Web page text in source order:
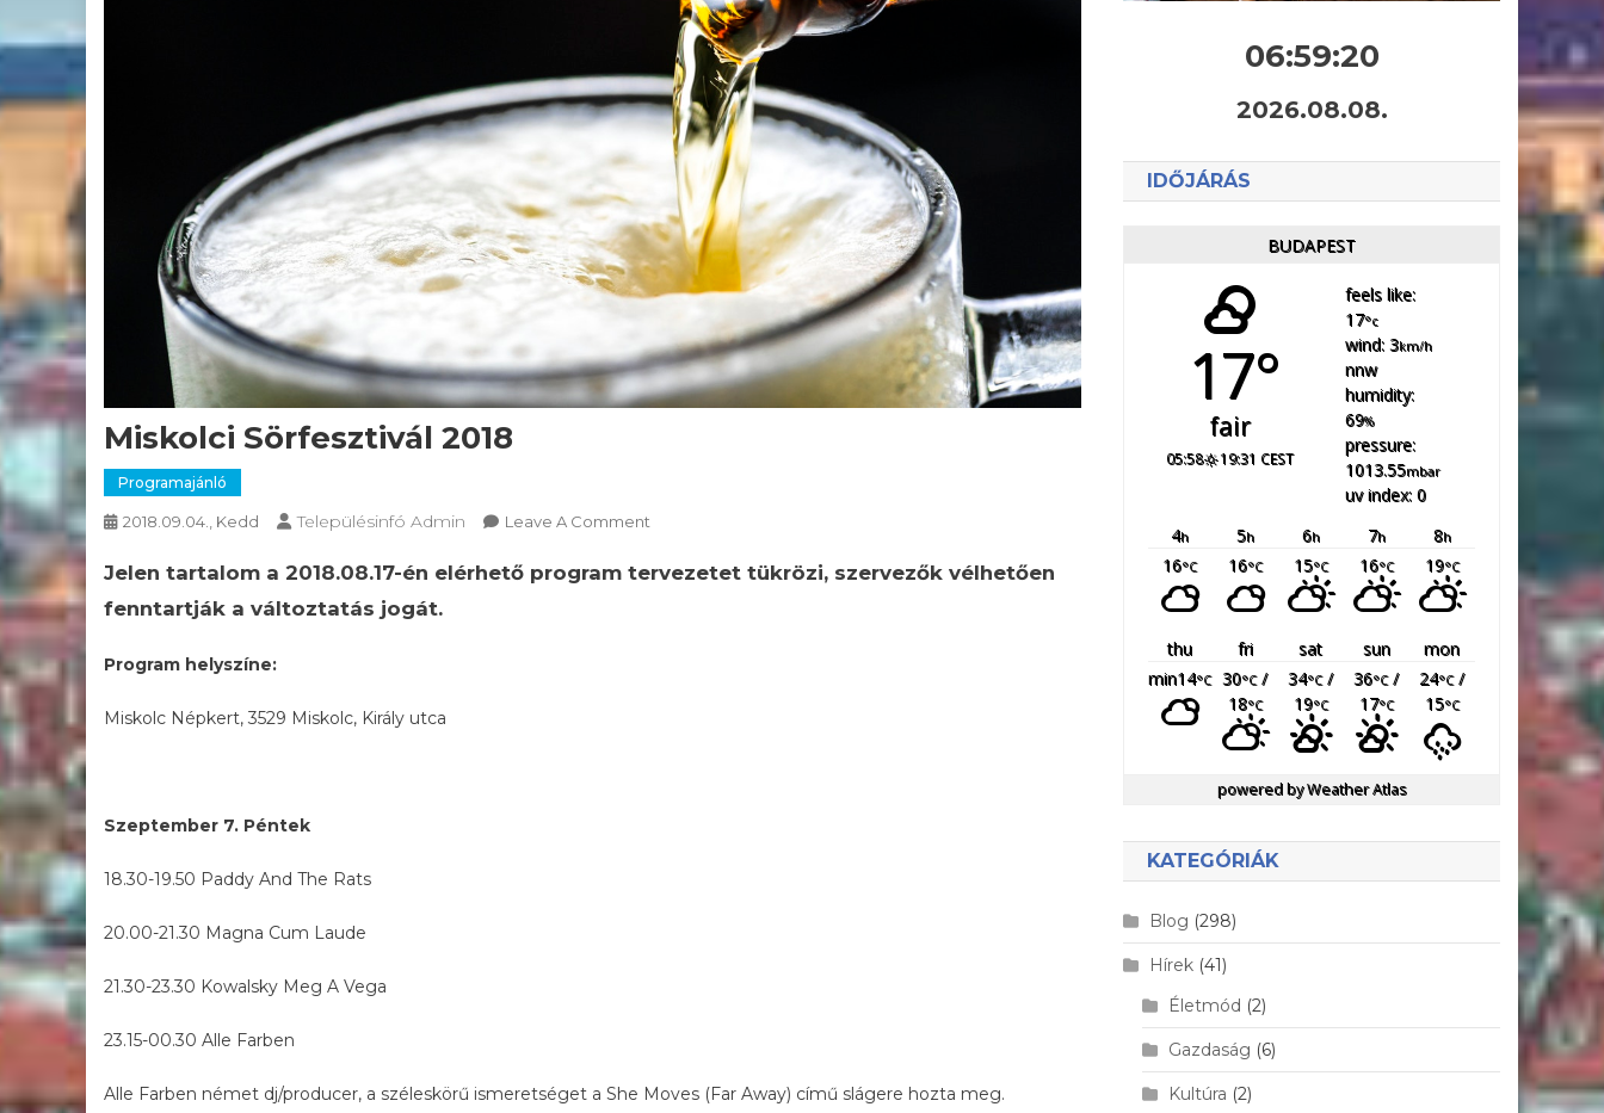
Miskolci Sörfesztivál 2018
Programajánló
2018.09.04., Kedd Településinfó Admin Leave A Comment
Sörfesztivál
Jelen tartalom a 2018.08.17-én elérhető program tervezetet tükrözi, szervezők vélhetően
fenntartják a változtatás jogát.
Program helyszíne:
Miskolc Népkert, 3529 Miskolc, Király utca
Szeptember 7. Péntek
18.30-19.50 Paddy And The Rats
20.00-21.30 Magna Cum Laude
21.30-23.30 Kowalsky Meg A Vega
23.15-00.30 Alle Farben
Alle Farben német dj/producer, a széleskörű ismeretséget a She Moves (Far Away) című slágere hozta meg.
06:59:22
2026.08.08.
IDŐJÁRÁS
BUDAPEST
17°
fair
05:58 19:31 CEST
feels like:
17°c
wind: 3km/h
nnw
humidity:
69%
pressure:
1013.55mbar
uv index: 0
4h 5h 6h 7h 8h
16°C 16°C 15°C 16°C 19°C
thu fri sat sun
mon
min14°C 30°C/
18°C
34°C/
19°C
36°C/
17°C
24°C/
15°C
powered byWeather Atlas
KATEGÓRIÁK
Blog (298)
Hírek (41)
Életmód (2)
Gazdaság (6)
Kultúra (2)